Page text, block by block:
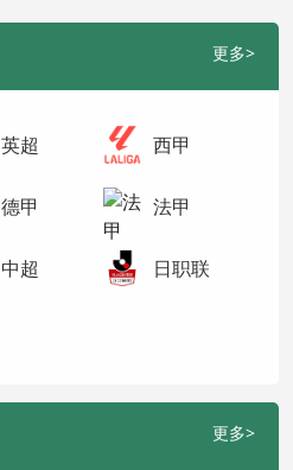
更多>
英超 西甲
德甲 法甲
中超 日职联
更多>